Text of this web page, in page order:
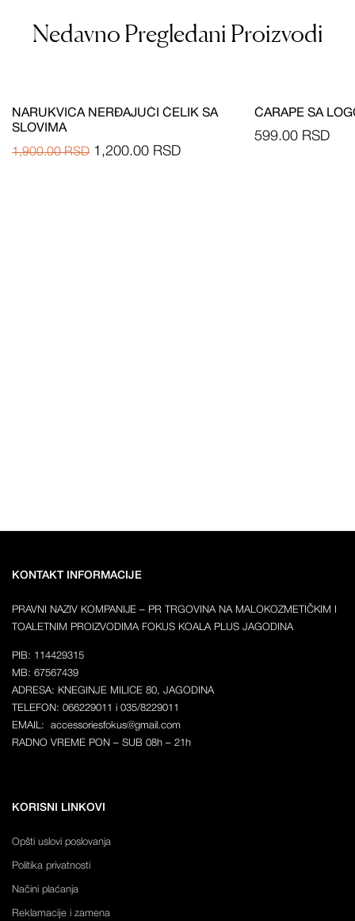
Nedavno Pregledani Proizvodi
NARUKVICA NERĐAJUĆI ČELIK SA
SLOVIMA
1,900.00RSD 1,200.00 RSD
ČARAPE SA
599.00 RSD
KONTAKT INFORMACIJE
PRAVNI NAZIV KOMPANIJE – PR TRGOVINA NA MALOKOZMETIČKIM I
TOALETNIM PROIZVODIMA FOKUS KOALA PLUS JAGODINA
PIB: 114429315
MB: 67567439
ADRESA: KNEGINJE MILICE 80, JAGODINA
TELEFON: 066229011 i 035/8229011
EMAIL: accessoriesfokus@gmail.com
RADNO VREME PON – SUB 08h – 21h
KORISNI LINKOVI
Opšti uslovi poslovanja
Politika privatnosti
Načini plaćanja
Reklamacije i zamena